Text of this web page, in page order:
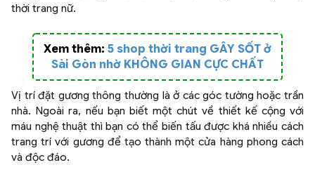
thời trang nữ.
Xem thêm: 5 shop thời trang GÂY SỐT ở
Sài Gòn nhờ KHÔNG GIAN CỰC CHẤT
Vị trí đặt gương thông thường là ở các góc tường hoặc trần
nhà. Ngoài ra, nếu bạn biết một chút về thiết kế cộng với
máu nghệ thuật thì bạn có thể biến tấu được khá nhiều cách
trang trí với gương để tạo thành một cửa hàng phong cách
và độc đáo.